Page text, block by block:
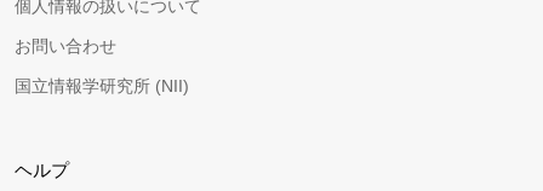
個人情報の扱いについて
お問い合わせ
国立情報学研究所 (NII)
ヘルプ